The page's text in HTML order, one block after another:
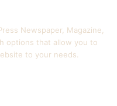
Newspaper, Magazine,
options that allow you to
to your needs.